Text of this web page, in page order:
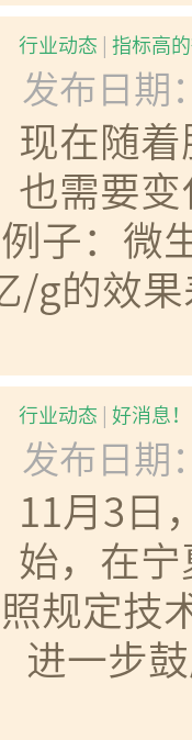
行业动态 | 指标高
发布日期
现在随
也需要
子：微
/g的效
行业动态 | 好消息
发布日期
11月3日
始，在
规定技
进一步